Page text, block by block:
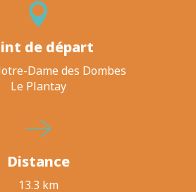
de départ
Dame des Dombes
Le Plantay
Distance
13.3 km